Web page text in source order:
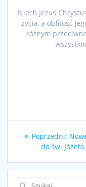
Niech Jezus
życia, a obfitość
różnym
wpisu
Poprzedni:
wpis:
do św. Józefa